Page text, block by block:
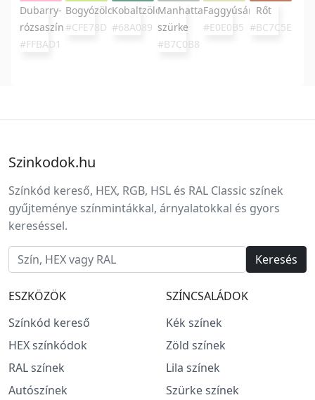
Dubarry-
rózsaszín
#FFBAD1
Bogyózöld
#CFE78D
Kobaltzöld
#68A089
Manhattan-
szürke
#B7C0B8
Faggyúsárga
#E0E0B5
Rőt
#BC7C5E
Szinkodok.hu
Színkód kereső, HEX, RGB, HSL és RAL Classic színek
gyűjteménye színmintákkal, árnyalatokkal és gyors
kereséssel.
Keresés
ESZKÖZÖK
Színkód kereső
HEX színkódok
RAL színek
Autószínek
SZÍNCSALÁDOK
Kék színek
Zöld színek
Lila színek
Szürke színek